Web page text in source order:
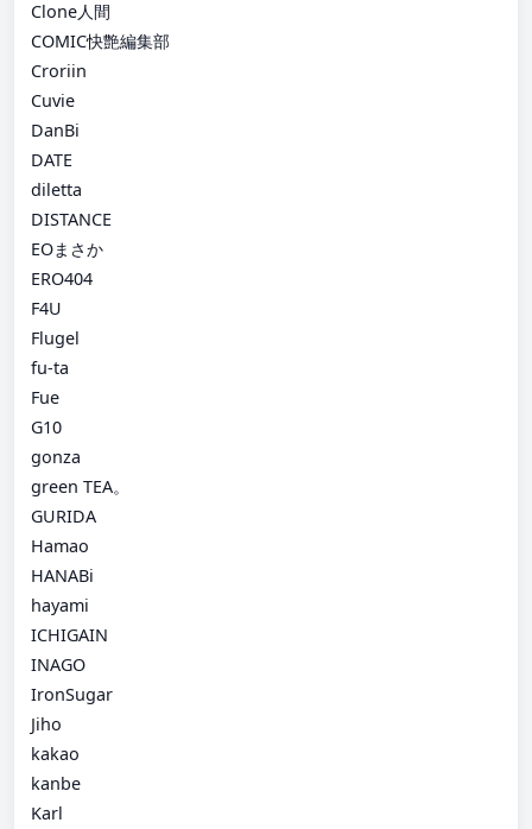
Clone人間
COMIC快艶編集部
Croriin
Cuvie
DanBi
DATE
diletta
DISTANCE
EOまさか
ERO404
F4U
Flugel
fu-ta
Fue
G10
gonza
green TEA。
GURIDA
Hamao
HANABi
hayami
ICHIGAIN
INAGO
IronSugar
Jiho
kakao
kanbe
Karl